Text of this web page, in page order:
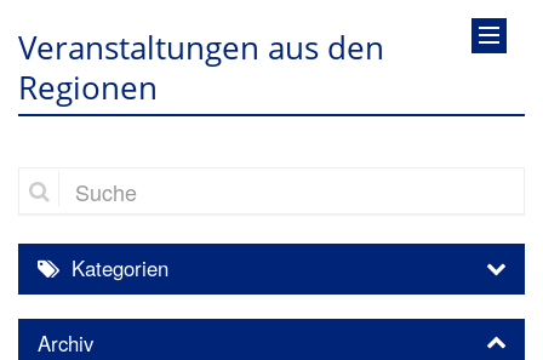
Veranstaltungen aus den
Regionen
Suche
Kategorien
Archiv